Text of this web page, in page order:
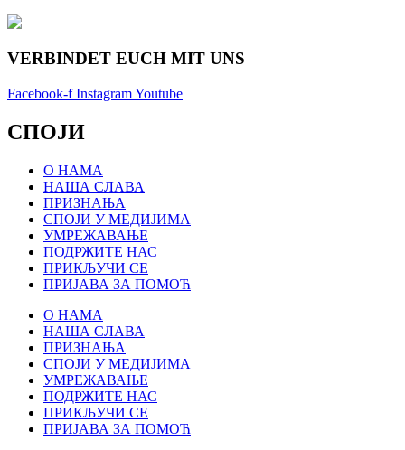
VERBINDET EUCH MIT UNS
Facebook-f InstagramYoutube
СПОЈИ
О НАМА
НАША СЛАВА
ПРИЗНАЊА
СПОЈИ У МЕДИЈИМА
УМРЕЖАВАЊЕ
ПОДРЖИТЕ НАС
ПРИКЉУЧИ СЕ
ПРИЈАВА ЗА ПОМОЋ
О НАМА
НАША СЛАВА
ПРИЗНАЊА
СПОЈИ У МЕДИЈИМА
УМРЕЖАВАЊЕ
ПОДРЖИТЕ НАС
ПРИКЉУЧИ СЕ
ПРИЈАВА ЗА ПОМОЋ